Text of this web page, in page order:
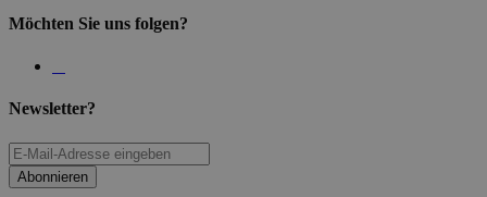
Möchten Sie uns folgen?
Newsletter?
Abonnieren